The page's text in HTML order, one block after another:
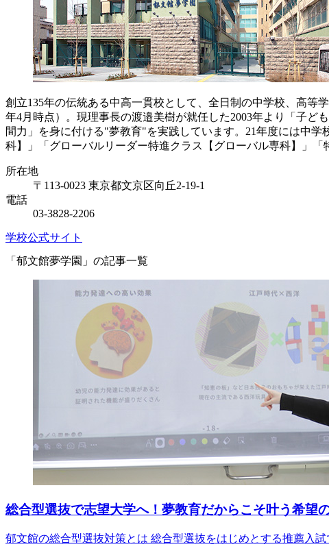
創立135年の伝統ある中高一貫校として、全日制の中学校、高等
年4月時点）。現理事長の渡邉美樹が就任した2003年より「子ど
間力」を身に付ける"夢教育"を実践しています。21年度には中学
科】」「グローバルリーダー特進クラス【グローバル専科】」
所在地
〒113-0023 東京都文京区向丘2-19-1
電話
03-3828-2206
学校公式サイト
「郁文館夢学園」の記事一覧
総合型選抜で志望大学へ！夢教育だからこそ叶う希望
郁文館の総合型選抜対策とは 総合型選抜をはじめとする推薦入